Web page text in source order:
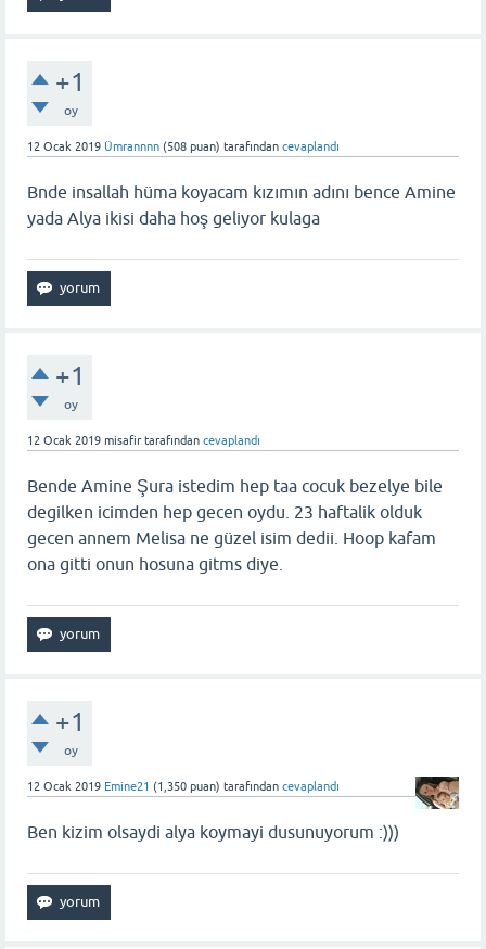
+1
oy
12 Ocak 2019 Ümrannnn (508 puan) tarafından cevaplandı
Bnde insallah hüma koyacam kızımın adını bence Amine
yada Alya ikisi daha hoş geliyor kulaga
+1
oy
12 Ocak 2019 misafir tarafından cevaplandı
Bende Amine Şura istedim hep taa cocuk bezelye bile
degilken icimden hep gecen oydu. 23 haftalik olduk
gecen annem Melisa ne güzel isim dedii. Hoop kafam
ona gitti onun hosuna gitms diye.
+1
oy
12 Ocak 2019 Emine21 (1,350 puan) tarafından cevaplandı
Ben kizim olsaydi alya koymayi dusunuyorum :)))